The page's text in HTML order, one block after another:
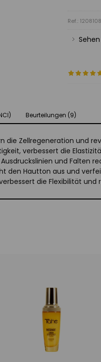
Ref.:
Beurteilungen (9)
die Zellregeneration und
verbessert die
Ausdruckslinien und Falten
den Hautton aus und
die Flexibilität und